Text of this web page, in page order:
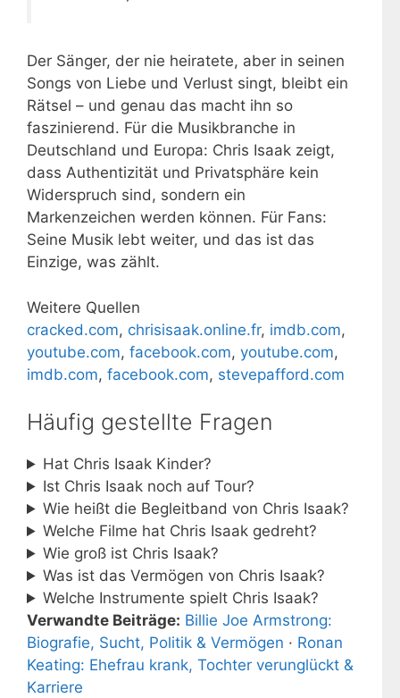
Der Sänger, der nie heiratete, aber in seinen
Songs von Liebe und Verlust singt, bleibt ein
Rätsel – und genau das macht ihn so
faszinierend. Für die Musikbranche in
Deutschland und Europa: Chris Isaak zeigt,
dass Authentizität und Privatsphäre kein
Widerspruch sind, sondern ein
Markenzeichen werden können. Für Fans:
Seine Musik lebt weiter, und das ist das
Einzige, was zählt.
Weitere Quellen
cracked.com, chrisisaak.online.fr, imdb.com,
youtube.com, facebook.com, youtube.com,
imdb.com, facebook.com, stevepafford.com
Häufig gestellte Fragen
Hat Chris Isaak Kinder?
Ist Chris Isaak noch auf Tour?
Wie heißt die Begleitband von Chris Isaak?
Welche Filme hat Chris Isaak gedreht?
Wie groß ist Chris Isaak?
Was ist das Vermögen von Chris Isaak?
Welche Instrumente spielt Chris Isaak?
Verwandte Beiträge: Billie Joe Armstrong:
Biografie, Sucht, Politik & Vermögen · Ronan
Keating: Ehefrau krank, Tochter verunglückt &
Karriere